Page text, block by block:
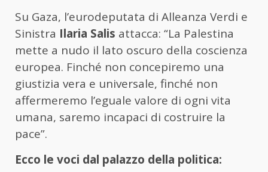
Su Gaza, l’eurodeputata di Alleanza Verdi e
Sinistra Ilaria Salis attacca: “La Palestina
mette a nudo il lato oscuro della coscienza
europea. Finché non concepiremo una
giustizia vera e universale, finché non
affermeremo l’eguale valore di ogni vita
umana, saremo incapaci di costruire la
pace”.
Ecco le voci dal palazzo della politica: